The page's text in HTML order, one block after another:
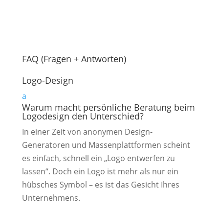
FAQ (Fragen + Antworten)
Logo-Design
a
Warum macht persönliche Beratung beim
Logodesign den Unterschied?
In einer Zeit von anonymen Design-
Generatoren und Massenplattformen scheint
es einfach, schnell ein „Logo entwerfen zu
lassen“. Doch ein Logo ist mehr als nur ein
hübsches Symbol – es ist das Gesicht Ihres
Unternehmens.